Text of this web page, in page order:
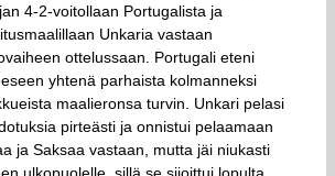
4-2-voitollaan Portugalista ja
Unkaria vastaan
ottelussaan. Portugali eteni
yhtenä parhaista kolmanneksi
maalieronsa turvin. Unkari pelasi
pirteästi ja onnistui pelaamaan
ja Saksaa vastaan, mutta jäi niukasti
ulkopuolelle, sillä se sijoittui lopulta